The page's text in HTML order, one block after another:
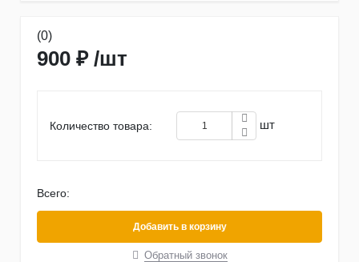
(0)
900 ₽ /шт
Количество товара: шт
Всего:
Добавить в корзину
Обратный звонок